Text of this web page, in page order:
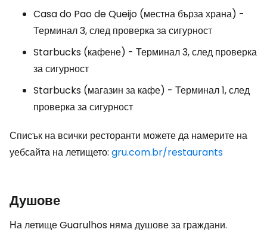
Casa do Pao de Queijo (местна бърза храна) -
Терминал 3, след проверка за сигурност
Starbucks (кафене) - Терминал 3, след проверка
за сигурност
Starbucks (магазин за кафе) - Терминал 1, след
проверка за сигурност
Списък на всички ресторанти можете да намерите на
уебсайта на летището: gru.com.br/restaurants
Душове
На летище Guarulhos няма душове за граждани.